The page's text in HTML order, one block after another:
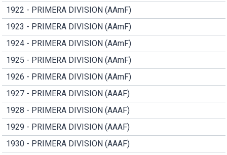
1922 - PRIMERA DIVISION (AAmF)
1923 - PRIMERA DIVISION (AAmF)
1924 - PRIMERA DIVISION (AAmF)
1925 - PRIMERA DIVISION (AAmF)
1926 - PRIMERA DIVISION (AAmF)
1927 - PRIMERA DIVISION (AAAF)
1928 - PRIMERA DIVISION (AAAF)
1929 - PRIMERA DIVISION (AAAF)
1930 - PRIMERA DIVISION (AAAF)